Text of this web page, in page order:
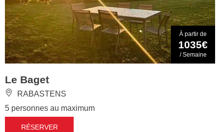
À partir de
1035€
/ Semaine
Le Baget
RABASTENS
5 personnes au maximum
RÉSERVER